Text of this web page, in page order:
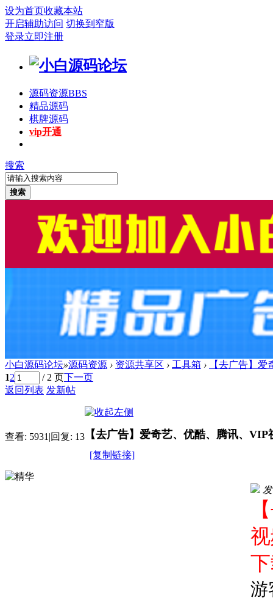
设为首页收藏本站
开启辅助访问 切换到窄版
登录立即注册
源码资源BBS
精品源码
棋牌源码
vip开通
搜索
搜索
小白源码论坛»源码资源 › 资源共享区 › 工具箱 ›
【去广告】
12 / 2 页
下一页
返回列表 发新帖
查看: 5931 回复: 13 【去广告】爱奇艺、优酷、腾讯、VIP
[复制链接]
游